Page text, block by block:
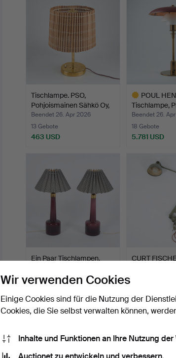
Tischlampe. PSO,
Pohjoismainen Sähkö Oy,
4…
Beendet 26. Apr 2026
13 Gebote
463 USD
POUL
Tischlampe,
Mes…
Beendet 26.
18 Gebote
5.781 USD
Ein Paar Tischlampen.
Beendet 27. Mär 2026
232 USD
CURT
266 USD
Wir verwenden Cookies
Einige Cookies sind für die Nutzung der
Cookies, die Sie selbst verwalten können,
Inhalte und Funktionen an Ihre Nutzung